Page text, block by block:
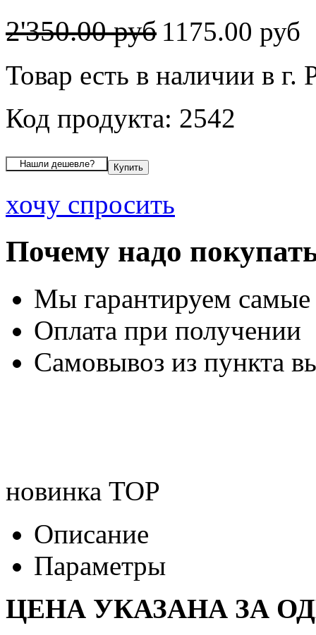
2'350.00 руб 1175.00 руб
Товар есть в наличии в г.
Код продукта: 2542
хочу спросить
Почему надо
Мы гарантируем
Оплата при получении
Самовывоз из пункта
новинка TOP
Описание
Параметры
ЦЕНА УКАЗАНА ЗА